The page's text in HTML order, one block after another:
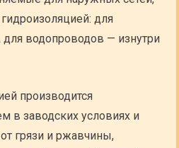
гидроизоляцией: для
водопроводов — изнутри
производится
в заводских условиях и
от грязи и ржавчины,